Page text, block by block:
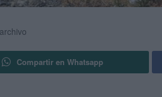
Compartir en Whatsapp